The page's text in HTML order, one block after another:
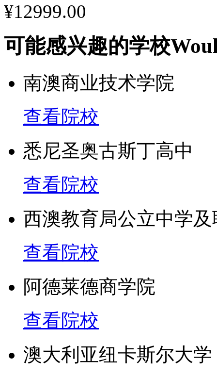
¥12999.00
可能感兴趣的学校
南澳商业技术学院
查看院校
悉尼圣奥古斯丁高中
查看院校
西澳教育局公立中学
查看院校
阿德莱德商学院
查看院校
澳大利亚纽卡斯尔大学